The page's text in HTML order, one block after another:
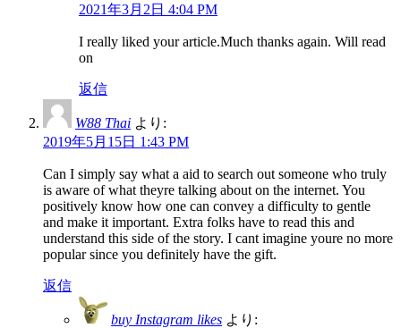
2021年3月2日 4:04 PM
I really liked your article.Much thanks again. Will read
on
返信
W88 Thai より:
2019年5月15日 1:43 PM
Can I simply say what a aid to search out someone who truly
is aware of what theyre talking about on the internet. You
positively know how one can convey a difficulty to gentle
and make it important. Extra folks have to read this and
understand this side of the story. I cant imagine youre no more
popular since you definitely have the gift.
返信
buy Instagram likes より: